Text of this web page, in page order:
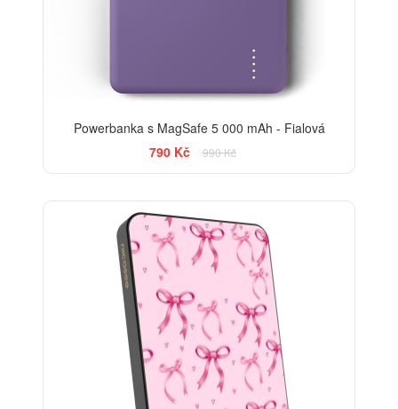
Powerbanka s MagSafe 5 000 mAh - Fialová
790 Kč
990 Kč